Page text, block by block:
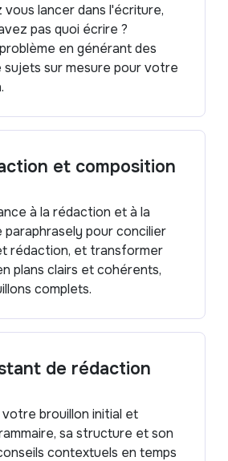
vous lancer dans l'écriture,
pas quoi écrire ?
en générant des
sujets sur mesure pour votre
et composition
à la rédaction et à la
paraphrasely pour concilier
rédaction, et transformer
plans clairs et cohérents,
complets.
de rédaction
brouillon initial et
sa structure et son
contextuels en temps